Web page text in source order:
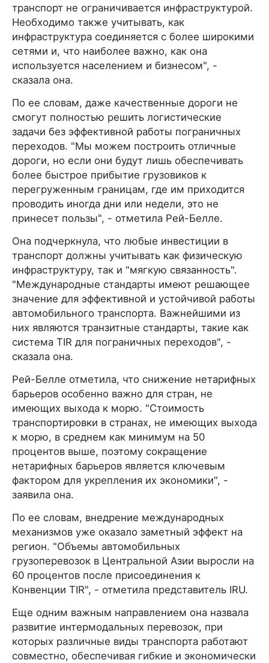
транспорт не ограничивается инфраструктурой.
Необходимо также учитывать, как
инфраструктура соединяется с более широкими
сетями и, что наиболее важно, как она
используется населением и бизнесом", -
сказала она.
По ее словам, даже качественные дороги не
смогут полностью решить логистические
задачи без эффективной работы пограничных
переходов. "Мы можем построить отличные
дороги, но если они будут лишь обеспечивать
более быстрое прибытие грузовиков к
перегруженным границам, где им приходится
проводить иногда дни или недели, это не
принесет пользы", - отметила Рей-Белле.
Она подчеркнула, что любые инвестиции в
транспорт должны учитывать как физическую
инфраструктуру, так и "мягкую связанность".
"Международные стандарты имеют решающее
значение для эффективной и устойчивой работы
автомобильного транспорта. Важнейшими из
них являются транзитные стандарты, такие как
система TIR для пограничных переходов", -
сказала она.
Рей-Белле отметила, что снижение нетарифных
барьеров особенно важно для стран, не
имеющих выхода к морю. "Стоимость
транспортировки в странах, не имеющих выхода
к морю, в среднем как минимум на 50
процентов выше, поэтому сокращение
нетарифных барьеров является ключевым
фактором для укрепления их экономики", -
заявила она.
По ее словам, внедрение международных
механизмов уже оказало заметный эффект на
регион. "Объемы автомобильных
грузоперевозок в Центральной Азии выросли на
60 процентов после присоединения к
Конвенции TIR", - отметила представитель IRU.
Еще одним важным направлением она назвала
развитие интермодальных перевозок, при
которых различные виды транспорта работают
совместно, обеспечивая гибкие и экономически